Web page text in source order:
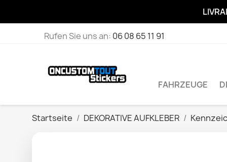
Rufen Sie uns an: 06 08 65 11 91
FAHRZEUGE
Startseite DEKORATIVE AUFKLEBER